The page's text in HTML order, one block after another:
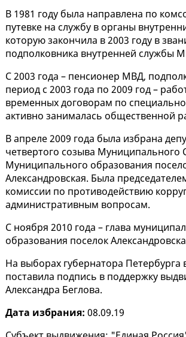
В 1981 году была направлена по
путевке на службу в органы
которую закончила в 2003 году в
подполковника внутренней службы
С 2003 года – пенсионер МВД,
период с 2003 года по 2009 год –
временных договорам по
активно занималась общественной
В апреле 2009 года была избрана
четвертого созыва Муниципального
Муниципального образования
Александровская. Была
комиссии по противодействию
административным вопросам.
С ноября 2010 года – глава
образования поселок
На выборах губернатора Петербурга
поставила подпись в поддержку
Александра Беглова.
Дата избрания: 08.09.19